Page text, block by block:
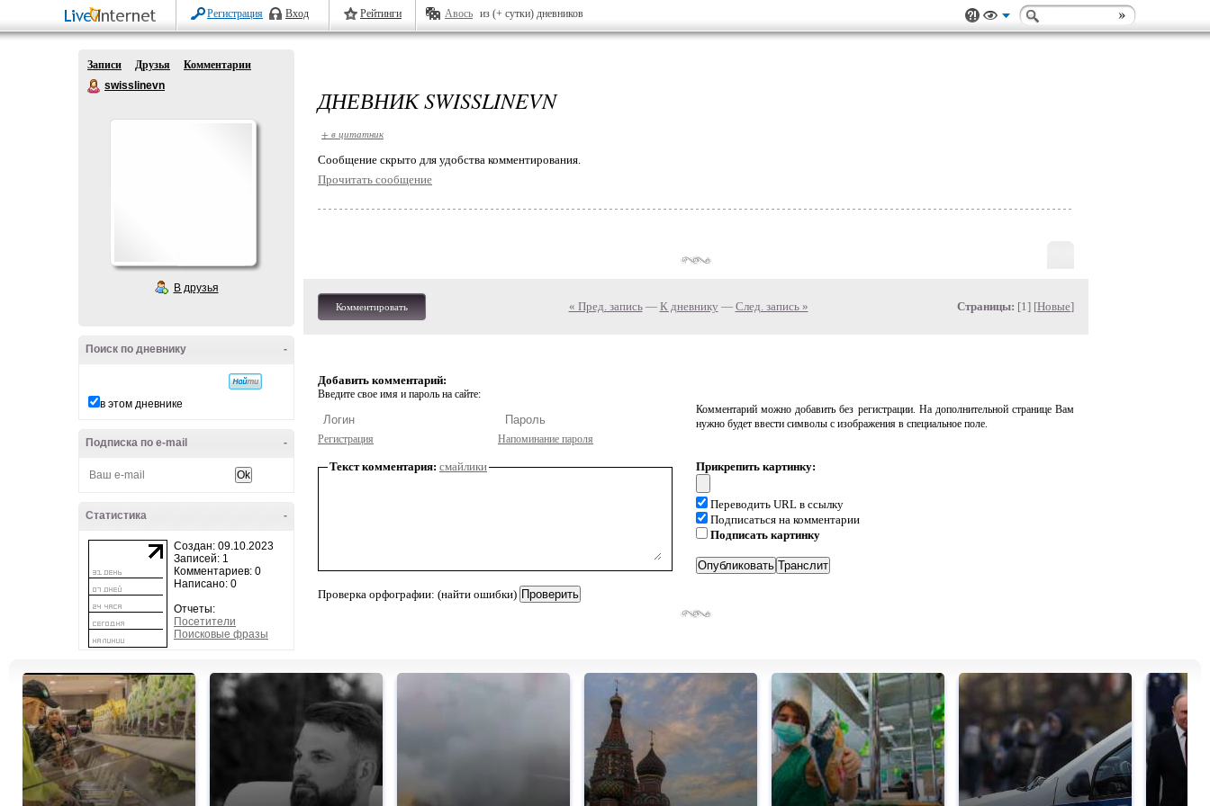
Регистрация Вход Рейтинги Авось из (+ сутки) дневников
Записи Друзья
Комментарии
swisslinevn
В друзья
-
Поиск по дневнику
в этом дневнике
-
Подписка по e-mail
-
Статистика
Создан: 09.10.2023
Записей: 1
Комментариев: 0
Написано: 0
Отчеты:
Посетители
Поисковые фразы
ДНЕВНИК SWISSLINEVN
+ в цитатник
Cообщение скрыто для удобства комментирования.
Прочитать сообщение
Комментировать « Пред. запись— К дневнику — След. запись » Страницы: [1] [Новые]
Добавить комментарий:
Введите свое имя и пароль на сайте:
Регистрация Напоминание пароля
Комментарий можно добавить без регистрации. На дополнительной странице Вам
нужно будет ввести символы с изображения в специальное поле.
Текст комментария: смайлики
Проверка орфографии: (найти ошибки)
Прикрепить картинку:
Переводить URL в ссылку
Подписаться на комментарии
Подписать картинку